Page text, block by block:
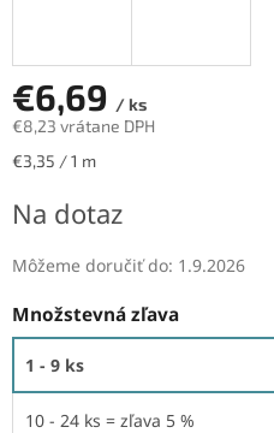
€6,69 / ks
€8,23 vrátane DPH
Jednotková
€3,35 / 1 m
Na dotaz
Môžeme doručiť do: 1.9.2026
Množstevná zľava
1 - 9 ks
10 - 24 ks = zľava 5 %